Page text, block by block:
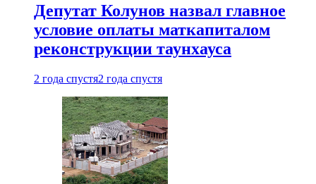
Депутат Колунов назвал главное
условие оплаты маткапиталом
реконструкции таунхауса
2 года спустя2 года спустя